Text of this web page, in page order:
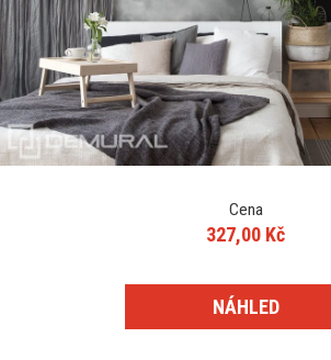
Cena
327,00 Kč
NÁHLED